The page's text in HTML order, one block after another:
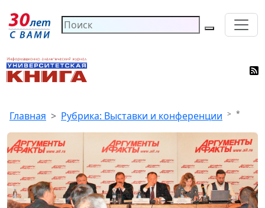
Главная Рубрика: Выставки и конференции *